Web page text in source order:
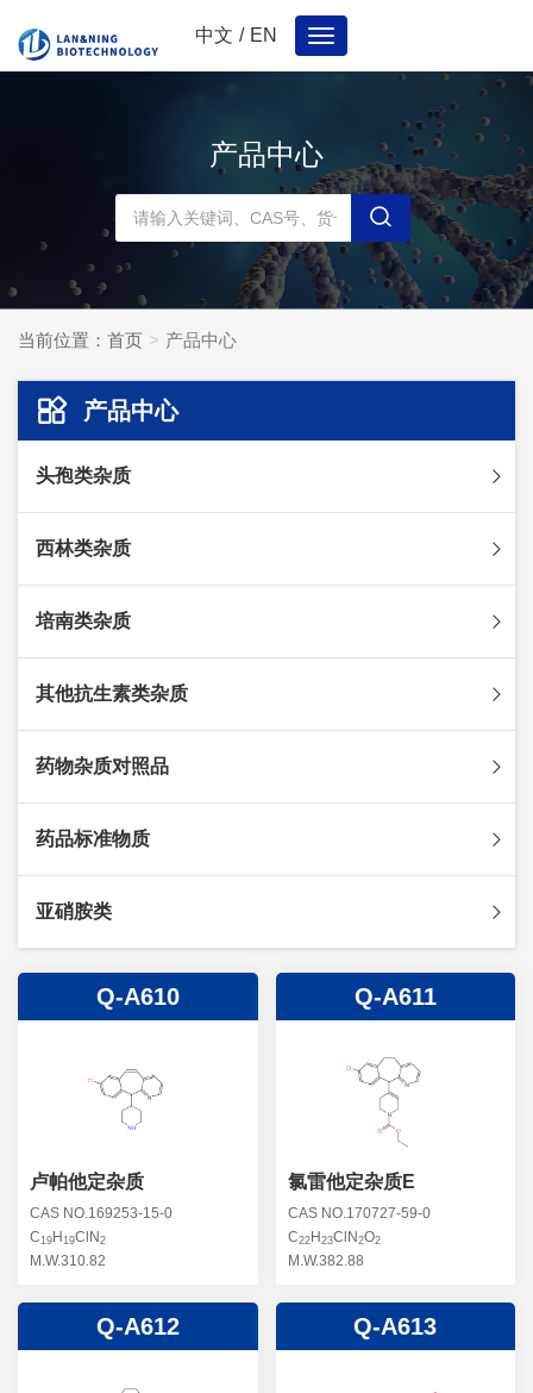
中文 / EN
Toggle
navigation
产品中心
当前位置： 首页 产品中心
产品中心
头孢类杂质
头孢唑林杂质
头孢他啶杂质
头孢米诺杂质
头孢吡肟杂质
头孢地嗪钠杂质
头孢噻肟杂质
头孢曲松钠杂质
青霉素杂质
头孢羟氨苄杂质
头孢西丁杂质
头孢卡品酯杂质
头孢唑肟杂质
西林类杂质
苯唑西林杂质
替卡西林杂质
阿洛西林杂质
美洛西林杂质
培南类杂质
多立培南杂质
厄他培南杂质
多尼培南杂质
其他抗生素类杂质
利福平杂质
苄丝肼杂质
克拉霉素杂质
螺旋霉素杂质
克拉维酸钾杂质
替加环素杂质
土霉素杂质
林可霉素杂质
药物杂质对照品
杂质对照品
药品标准物质
亚硝胺类
Q-A610
卢帕他定杂质
CAS NO.169253-15-0
C19 H 19ClN 2
M.W.310.82
Q-A611
氯雷他定杂质E
CAS NO.170727-59-0
C22H 23ClN 2O2
M.W.382.88
Q-A612 Q-A613